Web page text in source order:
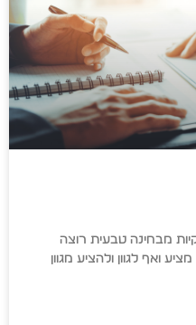
מבחינה טבעית רוצה
ואף לגוון ולהציע מגוון